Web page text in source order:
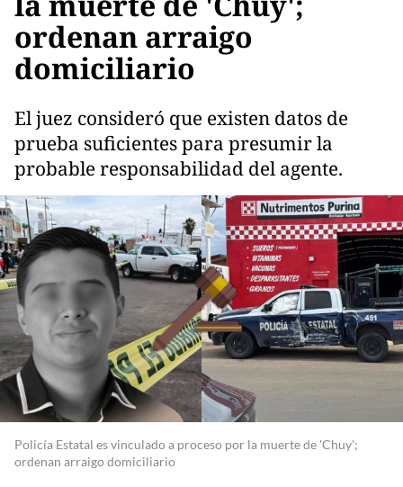
ordenan arraigo
domiciliario
El juez consideró que existen datos de
prueba suficientes para presumir la
probable responsabilidad del agente.
Policía Estatal es vinculado a proceso por la muerte de 'Chuy';
ordenan arraigo domiciliario